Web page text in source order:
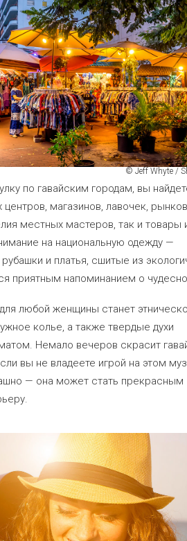
© Jeff Whyte /
по гавайским городам, вы
магазинов, лавочек,
местных мастеров, так и товары
на национальную одежду —
и платья, сшитые из
приятным напоминанием о
любой женщины станет
колье, а также твердые духи
Немало вечеров скрасит
вы не владеете игрой на этом
— она может стать прекрасным